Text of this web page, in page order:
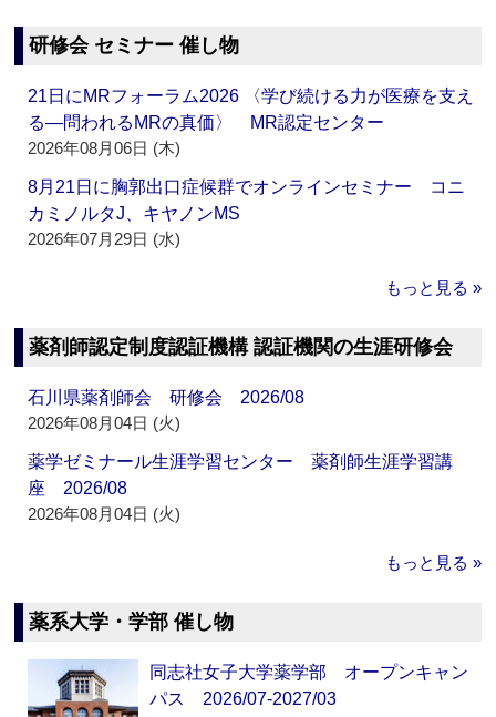
研修会 セミナー 催し物
21日にMRフォーラム2026 〈学び続ける力が医療を支え
る―問われるMRの真価〉 MR認定センター
2026年08月06日 (木)
8月21日に胸郭出口症候群でオンラインセミナー コニ
カミノルタJ、キヤノンMS
2026年07月29日 (水)
もっと見る »
薬剤師認定制度認証機構 認証機関の生涯研修会
石川県薬剤師会 研修会 2026/08
2026年08月04日 (火)
薬学ゼミナール生涯学習センター 薬剤師生涯学習講
座 2026/08
2026年08月04日 (火)
もっと見る »
薬系大学・学部 催し物
同志社女子大学薬学部 オープンキャン
パス 2026/07-2027/03